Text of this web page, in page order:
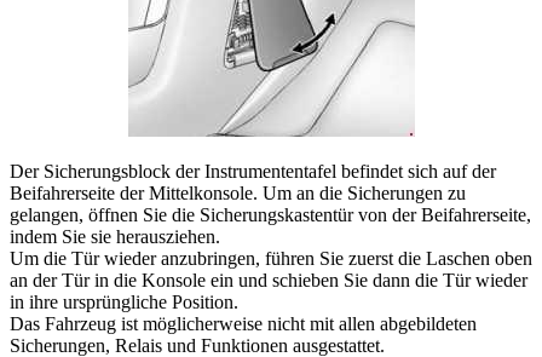
Der Sicherungsblock der Instrumententafel befindet sich auf der
Beifahrerseite der Mittelkonsole. Um an die Sicherungen zu
gelangen, öffnen Sie die Sicherungskastentür von der Beifahrerseite,
indem Sie sie herausziehen.
Um die Tür wieder anzubringen, führen Sie zuerst die Laschen oben
an der Tür in die Konsole ein und schieben Sie dann die Tür wieder
in ihre ursprüngliche Position.
Das Fahrzeug ist möglicherweise nicht mit allen abgebildeten
Sicherungen, Relais und Funktionen ausgestattet.